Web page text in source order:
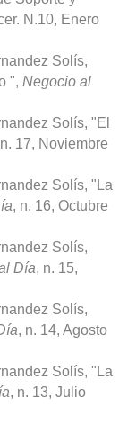
N.10, Enero
Solís,
", Negocio al
Solís, "El
17, Noviembre
Solís, "La
, n. 16, Octubre
Solís,
Día, n. 15,
Solís,
, n. 14, Agosto
Solís, "La
, n. 13, Julio